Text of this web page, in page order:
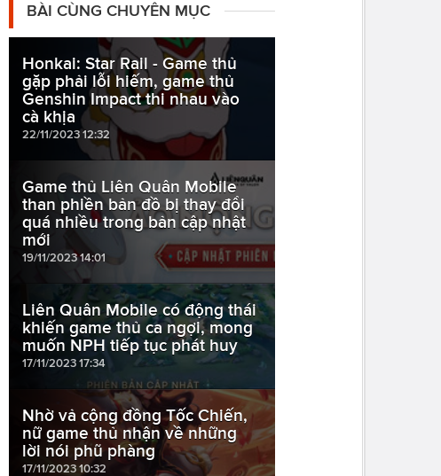
BÀI CÙNG CHUYÊN MỤC
Honkai: Star Rail - Game thủ
gặp phải lỗi hiếm, game thủ
Genshin Impact thi nhau vào
cà khịa
22/11/2023 12:32
Game thủ Liên Quân Mobile
than phiền bản đồ bị thay đổi
quá nhiều trong bản cập nhật
mới
19/11/2023 14:01
Liên Quân Mobile có động thái
khiến game thủ ca ngợi, mong
muốn NPH tiếp tục phát huy
17/11/2023 17:34
Nhờ vả cộng đồng Tốc Chiến,
nữ game thủ nhận về những
lời nói phũ phàng
17/11/2023 10:32